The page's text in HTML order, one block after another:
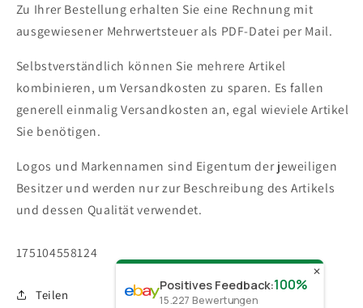
Zu Ihrer Bestellung erhalten Sie eine Rechnung mit
ausgewiesener Mehrwertsteuer als PDF-Datei per Mail.
Selbstverständlich können Sie mehrere Artikel
kombinieren, um Versandkosten zu sparen. Es fallen
generell einmalig Versandkosten an, egal wieviele Artikel
Sie benötigen.
Logos und Markennamen sind Eigentum der jeweiligen
Besitzer und werden nur zur Beschreibung des Artikels
und dessen Qualität verwendet.
SKU:
175104558124
Teilen
✕
Positives Feedback:100%
15.227 Bewertungen